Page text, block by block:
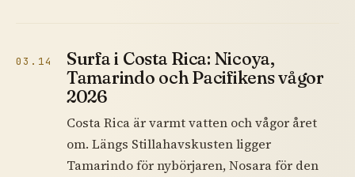
03.14
Surfa i Costa Rica: Nicoya,
Tamarindo och Pacifikens vågor
2026
Costa Rica är varmt vatten och vågor året
om. Längs Stillahavskusten ligger
Tamarindo för nybörjaren, Nosara för den